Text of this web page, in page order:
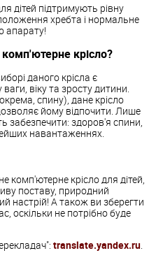
дітей підтримують рівну
хребта і нормальне
апарату!
крісло?
даного крісла є
віку та зросту дитини.
спину), дане крісло
йому відпочити. Лише
забезпечити: здоров'я спини,
навантаженнях.
комп'ютерне крісло для дітей,
поставу, природний
настрій! А також ви зберегти
оскільки не потрібно буде
translate.yandex.ru.